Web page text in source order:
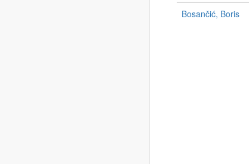
Bosančić, Boris